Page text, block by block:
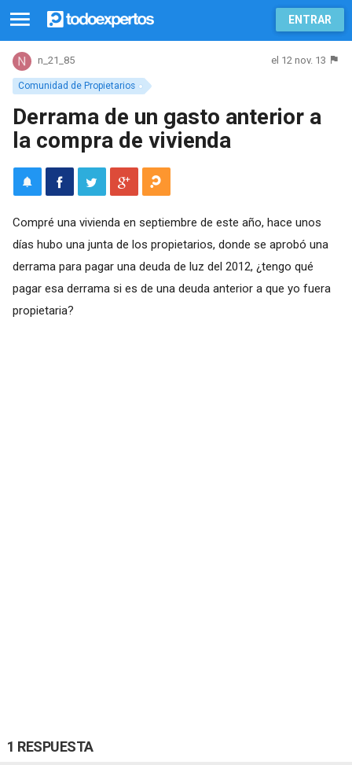
ENTRAR
Comunidad de Propietarios
n_21_85 el 12 nov. 13
Derrama de un gasto anterior a
la compra de vivienda
Compré una vivienda en septiembre de este año, hace unos
días hubo una junta de los propietarios, donde se aprobó una
derrama para pagar una deuda de luz del 2012, ¿tengo qué
pagar esa derrama si es de una deuda anterior a que yo fuera
propietaria?
1 RESPUESTA